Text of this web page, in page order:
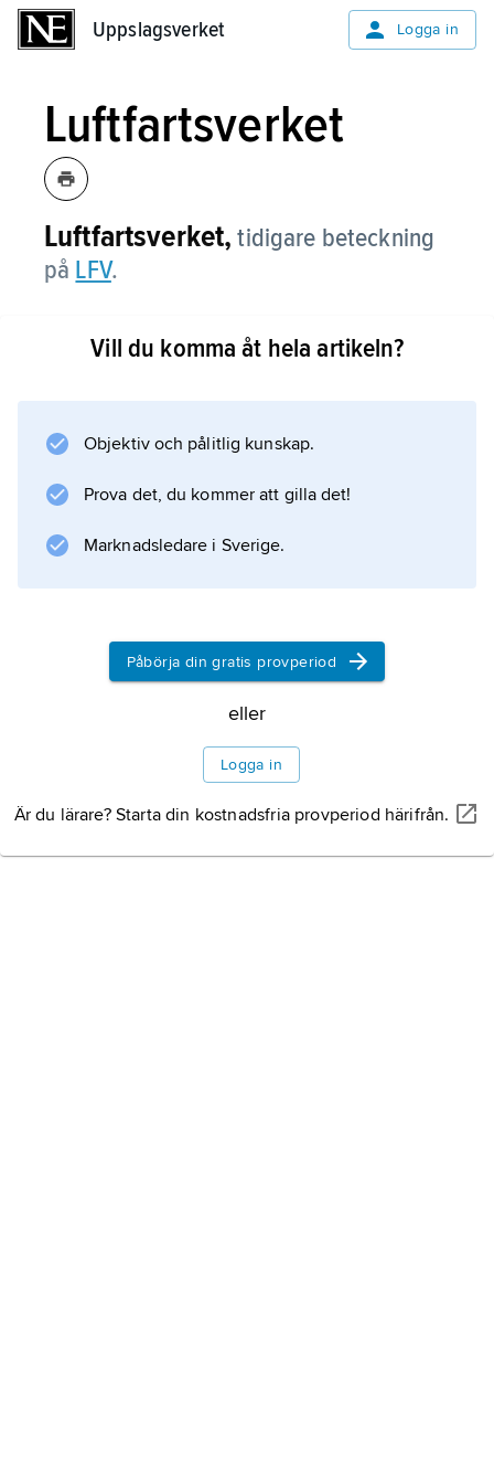
Uppslagsverket Logga in
Luftfartsverket
Luftfartsverket, tidigare beteckning
på LFV.
Vill du komma åt hela artikeln?
Objektiv och pålitlig kunskap.
Prova det, du kommer att gilla det!
Marknadsledare i Sverige.
Påbörja din gratis provperiod
eller
Logga in
Är du lärare? Starta din kostnadsfria provperiod härifrån.